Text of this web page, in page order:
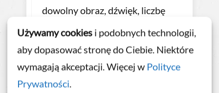
Używamy cookies i podobnych technologii,
aby dopasować stronę do Ciebie. Niektóre
wymagają akceptacji. Więcej w Polityce
Prywatności.
dowolny obraz, dźwięk, liczbę
musisz się skoncentrować